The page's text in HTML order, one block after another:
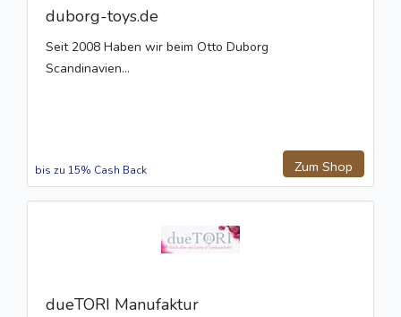
duborg-toys.de
Seit 2008 Haben wir beim Otto Duborg
Scandinavien...
Zum Shop
bis zu 15% Cash Back
dueTORI Manufaktur